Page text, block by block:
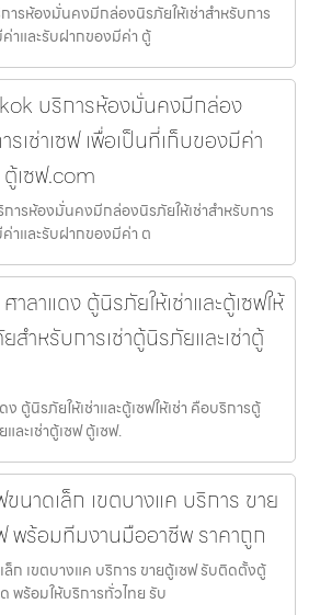
รห้องมั่นคงมีกล่องนิรภัยให้เช่าสำหรับการ
ค่าและรับฝากของมีค่า ตู้
บริการห้องมั่นคงมีกล่อง
รเช่าเซฟ เพื่อเป็นที่เก็บของมีค่า
เซฟ.com
ารห้องมั่นคงมีกล่องนิรภัยให้เช่าสำหรับการ
ค่าและรับฝากของมีค่า ต
ลาแดง ตู้นิรภัยให้เช่าและตู้เซฟให้
สำหรับการเช่าตู้นิรภัยและเช่าตู้
ตู้นิรภัยให้เช่าและตู้เซฟให้เช่า คือบริการตู้
ละเช่าตู้เซฟ ตู้เซฟ.
นาดเล็ก เขตบางแค บริการ ขาย
พร้อมทีมงานมืออาชีพ ราคาถูก
ก เขตบางแค บริการ ขายตู้เซฟ รับติดตั้งตู้
พร้อมให้บริการทั่วไทย รับ